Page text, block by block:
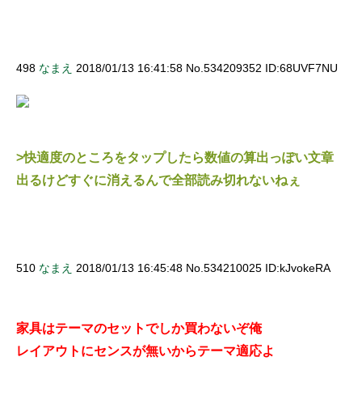
498 なまえ 2018/01/13 16:41:58 No.534209352 ID:68UVF7NU
>快適度のところをタップしたら数値の算出っぽい文章
出るけどすぐに消えるんで全部読み切れないねぇ
510 なまえ 2018/01/13 16:45:48 No.534210025 ID:kJvokeRA
家具はテーマのセットでしか買わないぞ俺
レイアウトにセンスが無いからテーマ適応よ